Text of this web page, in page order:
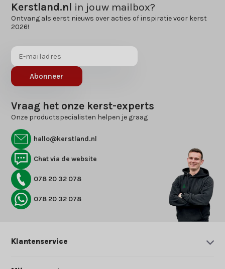
Kerstland.nl in jouw mailbox?
Ontvang als eerst nieuws over acties of inspiratie voor kerst
2026!
Abonneer
Vraag het onze kerst-experts
Onze productspecialisten helpen je graag
hallo@kerstland.nl
Chat via de website
078 20 32 078
078 20 32 078
Klantenservice